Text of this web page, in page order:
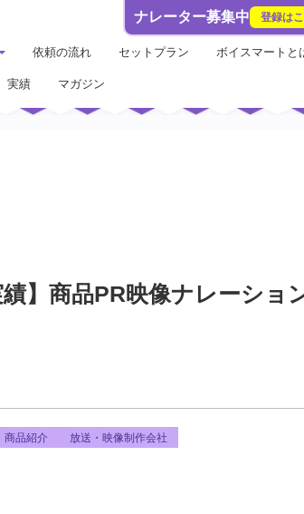
ナレーター募集中 登録は
依頼の流れ セットプラン ボイスマートと
実績 マガジン
績】商品PR映像ナレーショ
商品紹介 放送・映像制作会社